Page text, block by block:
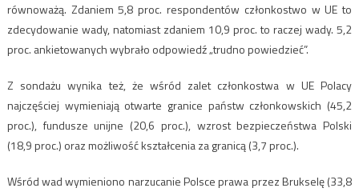
równoważą. Zdaniem 5,8 proc. respondentów członkostwo w UE to
zdecydowanie wady, natomiast zdaniem 10,9 proc. to raczej wady. 5,2
proc. ankietowanych wybrało odpowiedź „trudno powiedzieć”.
Z sondażu wynika też, że wśród zalet członkostwa w UE Polacy
najczęściej wymieniają otwarte granice państw członkowskich (45,2
proc.), fundusze unijne (20,6 proc.), wzrost bezpieczeństwa Polski
(18,9 proc.) oraz możliwość kształcenia za granicą (3,7 proc.).
Wśród wad wymieniono narzucanie Polsce prawa przez Brukselę (33,8